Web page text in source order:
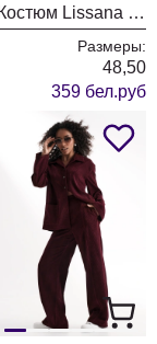
Костюм Lissana 5044
Размеры:
48,50
359 бел.руб